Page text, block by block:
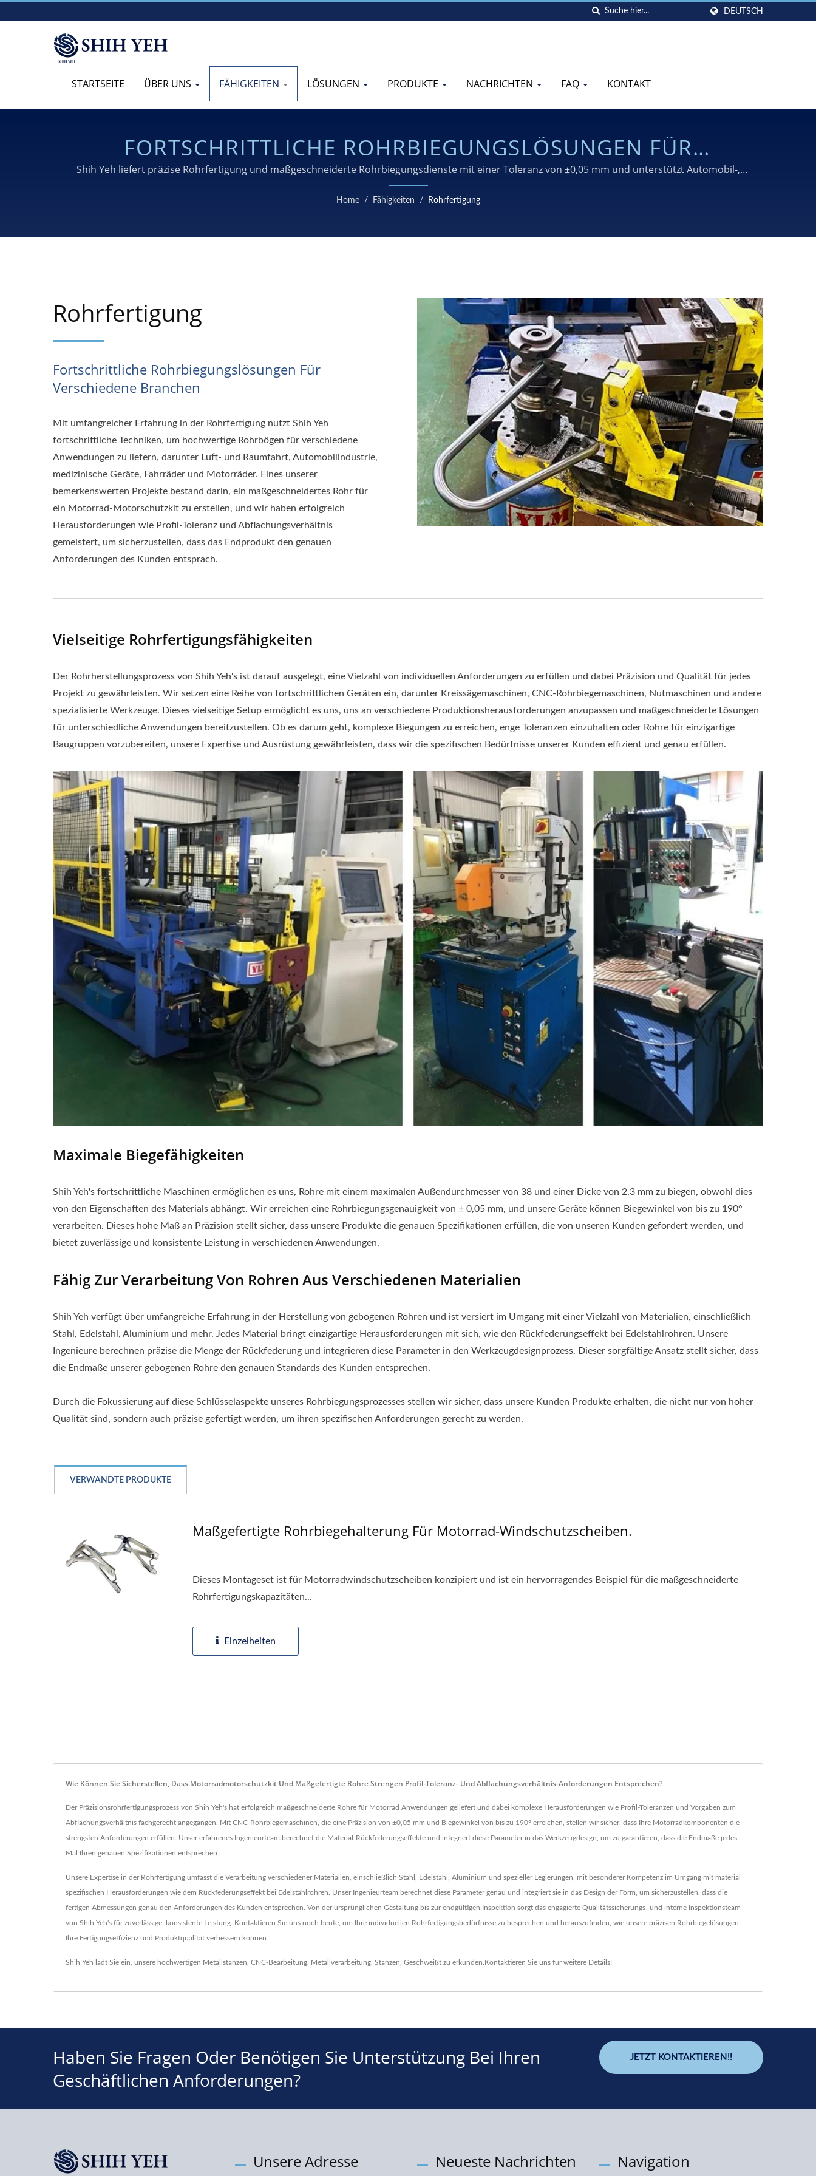
DEUTSCH
STARTSEITE ÜBER UNS FÄHIGKEITEN LÖSUNGEN PRODUKTE NACHRICHTEN FAQ KONTAKT
FORTSCHRITTLICHE ROHRBIEGUNGSLÖSUNGEN FÜR
VERSCHIEDENE BRANCHEN
Shih Yeh liefert präzise Rohrfertigung und maßgeschneiderte Rohrbiegungsdienste mit einer Toleranz von ±0,05 mm und unterstützt Automobil-,
Medizin-, Luftfahrt- und Motorradhersteller mit fortschrittlicher CNC-Ausrüstung und über 30 Jahren Erfahrung.
Home / Fähigkeiten / Rohrfertigung
Rohrfertigung
Fortschrittliche Rohrbiegungslösungen Für
Verschiedene Branchen
Mit umfangreicher Erfahrung in der Rohrfertigung nutzt Shih Yeh
fortschrittliche Techniken, um hochwertige Rohrbögen für verschiedene
Anwendungen zu liefern, darunter Luft- und Raumfahrt, Automobilindustrie,
medizinische Geräte, Fahrräder und Motorräder. Eines unserer
bemerkenswerten Projekte bestand darin, ein maßgeschneidertes Rohr für
ein Motorrad-Motorschutzkit zu erstellen, und wir haben erfolgreich
Herausforderungen wie Profil-Toleranz und Abflachungsverhältnis
gemeistert, um sicherzustellen, dass das Endprodukt den genauen
Anforderungen des Kunden entsprach.
Vielseitige Rohrfertigungsfähigkeiten
Der Rohrherstellungsprozess von Shih Yeh's ist darauf ausgelegt, eine Vielzahl von individuellen Anforderungen zu erfüllen und dabei Präzision und Qualität für jedes
Projekt zu gewährleisten. Wir setzen eine Reihe von fortschrittlichen Geräten ein, darunter Kreissägemaschinen, CNC-Rohrbiegemaschinen, Nutmaschinen und andere
spezialisierte Werkzeuge. Dieses vielseitige Setup ermöglicht es uns, uns an verschiedene Produktionsherausforderungen anzupassen und maßgeschneiderte Lösungen
für unterschiedliche Anwendungen bereitzustellen. Ob es darum geht, komplexe Biegungen zu erreichen, enge Toleranzen einzuhalten oder Rohre für einzigartige
Baugruppen vorzubereiten, unsere Expertise und Ausrüstung gewährleisten, dass wir die spezifischen Bedürfnisse unserer Kunden effizient und genau erfüllen.
Maximale Biegefähigkeiten
Shih Yeh's fortschrittliche Maschinen ermöglichen es uns, Rohre mit einem maximalen Außendurchmesser von 38 und einer Dicke von 2,3 mm zu biegen, obwohl dies
von den Eigenschaften des Materials abhängt. Wir erreichen eine Rohrbiegungsgenauigkeit von ± 0,05 mm, und unsere Geräte können Biegewinkel von bis zu 190°
verarbeiten. Dieses hohe Maß an Präzision stellt sicher, dass unsere Produkte die genauen Spezifikationen erfüllen, die von unseren Kunden gefordert werden, und
bietet zuverlässige und konsistente Leistung in verschiedenen Anwendungen.
Fähig Zur Verarbeitung Von Rohren Aus Verschiedenen Materialien
Shih Yeh verfügt über umfangreiche Erfahrung in der Herstellung von gebogenen Rohren und ist versiert im Umgang mit einer Vielzahl von Materialien, einschließlich
Stahl, Edelstahl, Aluminium und mehr. Jedes Material bringt einzigartige Herausforderungen mit sich, wie den Rückfederungseffekt bei Edelstahlrohren. Unsere
Ingenieure berechnen präzise die Menge der Rückfederung und integrieren diese Parameter in den Werkzeugdesignprozess. Dieser sorgfältige Ansatz stellt sicher, dass
die Endmaße unserer gebogenen Rohre den genauen Standards des Kunden entsprechen.
Durch die Fokussierung auf diese Schlüsselaspekte unseres Rohrbiegungsprozesses stellen wir sicher, dass unsere Kunden Produkte erhalten, die nicht nur von hoher
Qualität sind, sondern auch präzise gefertigt werden, um ihren spezifischen Anforderungen gerecht zu werden.
VERWANDTE PRODUKTE
Maßgefertigte Rohrbiegehalterung Für Motorrad-Windschutzscheiben.
Dieses Montageset ist für Motorradwindschutzscheiben konzipiert und ist ein hervorragendes Beispiel für die maßgeschneiderte
Rohrfertigungskapazitäten...
Einzelheiten
Wie Können Sie Sicherstellen, Dass Motorradmotorschutzkit Und Maßgefertigte Rohre Strengen Profil-Toleranz- Und Abflachungsverhältnis-Anforderungen Entsprechen?
Der Präzisionsrohrfertigungsprozess von Shih Yeh's hat erfolgreich maßgeschneiderte Rohre für Motorrad Anwendungen geliefert und dabei komplexe Herausforderungen wie Profil-Toleranzen und Vorgaben zum
Abflachungsverhältnis fachgerecht angegangen. Mit CNC-Rohrbiegemaschinen, die eine Präzision von ±0,05 mm und Biegewinkel von bis zu 190° erreichen, stellen wir sicher, dass Ihre Motorradkomponenten die
strengsten Anforderungen erfüllen. Unser erfahrenes Ingenieurteam berechnet die Material-Rückfederungseffekte und integriert diese Parameter in das Werkzeugdesign, um zu garantieren, dass die Endmaße jedes
Mal Ihren genauen Spezifikationen entsprechen.
Unsere Expertise in der Rohrfertigung umfasst die Verarbeitung verschiedener Materialien, einschließlich Stahl, Edelstahl, Aluminium und spezieller Legierungen, mit besonderer Kompetenz im Umgang mit material
spezifischen Herausforderungen wie dem Rückfederungseffekt bei Edelstahlrohren. Unser Ingenieurteam berechnet diese Parameter genau und integriert sie in das Design der Form, um sicherzustellen, dass die
fertigen Abmessungen genau den Anforderungen des Kunden entsprechen. Von der ursprünglichen Gestaltung bis zur endgültigen Inspektion sorgt das engagierte Qualitätssicherungs- und interne Inspektionsteam
von Shih Yeh's für zuverlässige, konsistente Leistung. Kontaktieren Sie uns noch heute, um Ihre individuellen Rohrfertigungsbedürfnisse zu besprechen und herauszufinden, wie unsere präzisen Rohrbiegelösungen
Ihre Fertigungseffizienz und Produktqualität verbessern können.
Shih Yeh lädt Sie ein, unsere hochwertigen Metallstanzen CNC-Bearbeitung Metallverarbeitung Stanzen Geschweißt zu erkunden. Kontaktieren Sie uns für weitere Details!
Haben Sie Fragen Oder Benötigen Sie Unterstützung Bei Ihren
Geschäftlichen Anforderungen?
JETZT KONTAKTIEREN!!
Unsere Adresse Neueste Nachrichten Navigation